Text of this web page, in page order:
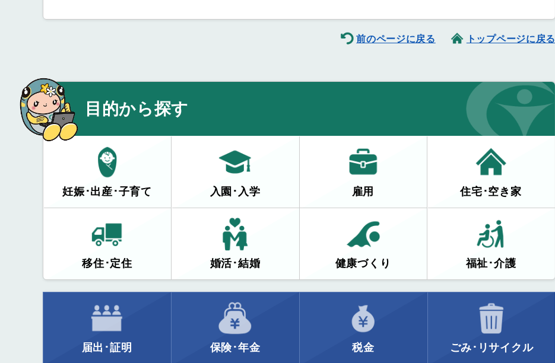
前のページに戻る トップページに戻る
目的から探す
妊娠･出産･子育て 入園･入学 雇用 住宅･空き家
移住･定住 婚活･結婚 健康づくり 福祉･介護
届出･証明 保険･年金 税金 ごみ･リサイクル